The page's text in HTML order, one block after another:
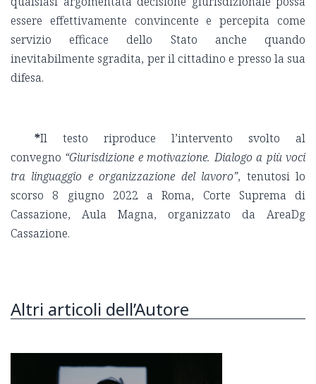
essere effettivamente convincente e percepita come
servizio efficace dello Stato anche quando
inevitabilmente sgradita, per il cittadino e presso la sua
difesa.
*Il testo riproduce l’intervento svolto al
convegno “Giurisdizione e motivazione. Dialogo a più voci
tra linguaggio e organizzazione del lavoro”, tenutosi lo
scorso 8 giugno 2022 a Roma, Corte Suprema di
Cassazione, Aula Magna, organizzato da AreaDg
Cassazione.
Altri articoli dell’Autore